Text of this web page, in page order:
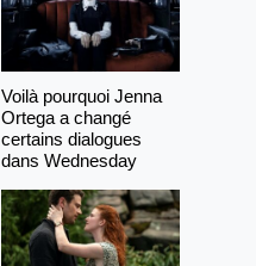
Voilà pourquoi Jenna
Ortega a changé
certains dialogues
dans Wednesday